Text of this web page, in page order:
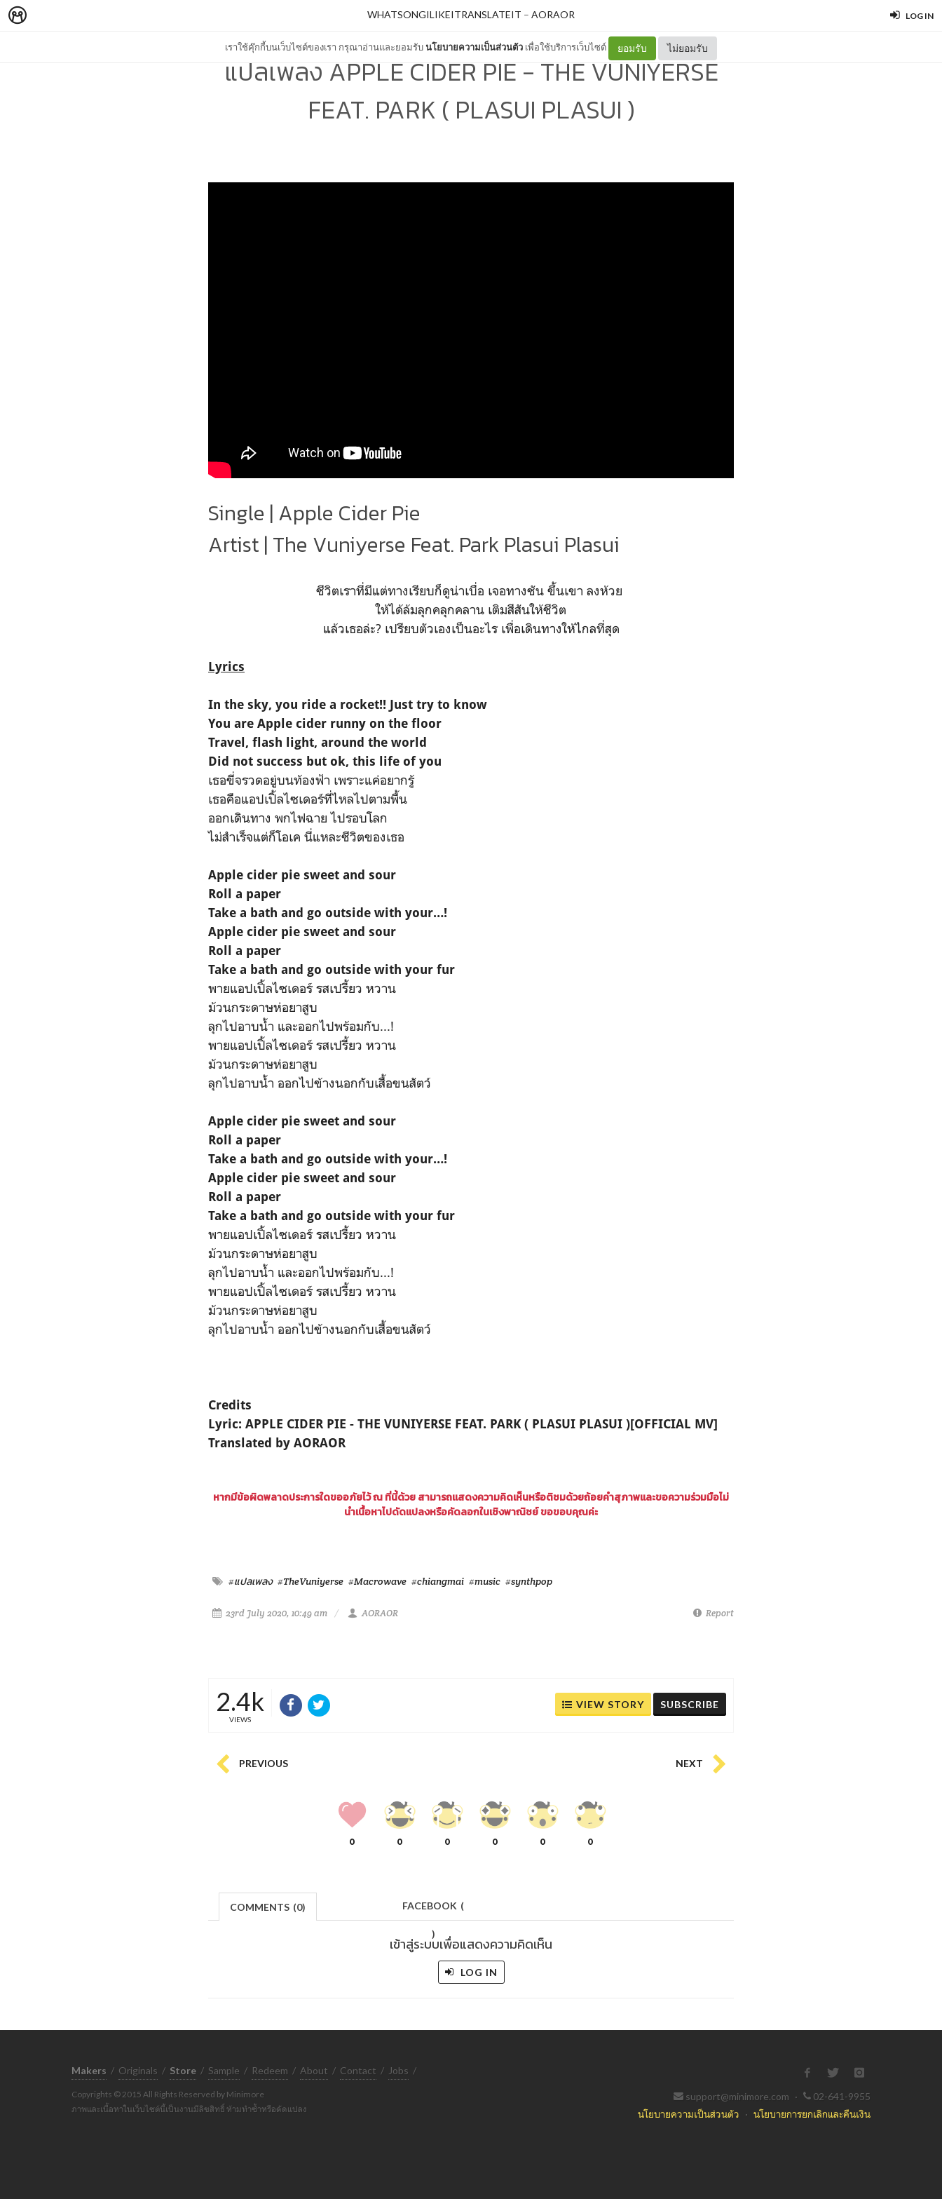
LOG IN
เราใช้คุ๊กกี้บนเว็บไซต์ของเรา กรุณาอ่านและยอมรับนโยบายความเป็นส่วนตัว เพื่อใช้บริการเว็บไซต์ ยอมรับ ไม่ยอมรับ
WHATSONGILIKEITRANSLATEIT – AORAOR
แปลเพลง APPLE CIDER PIE - THE VUNIYERSE
FEAT. PARK ( PLASUI PLASUI )
Single | Apple Cider Pie
Artist | The Vuniyerse Feat. Park Plasui Plasui
ชีวิตเราที่มีแต่ทางเรียบก็ดูน่าเบื่อ เจอทางชัน ขึ้นเขา ลงห้วย
ให้ได้ล้มลุกคลุกคลาน เติมสีสันให้ชีวิต
แล้วเธอล่ะ? เปรียบตัวเองเป็นอะไร เพื่อเดินทางให้ไกลที่สุด
Lyrics
In the sky, you ride a rocket!! Just try to know
You are Apple cider runny on the floor
Travel, flash light, around the world
Did not success but ok, this life of you
เธอขี่จรวดอยู่บนท้องฟ้า เพราะแค่อยากรู้
เธอคือแอปเปิ้ลไซเดอร์ที่ไหลไปตามพื้น
ออกเดินทาง พกไฟฉาย ไปรอบโลก
ไม่สำเร็จแต่ก็โอเค นี่แหละชีวิตของเธอ
Apple cider pie sweet and sour
Roll a paper
Take a bath and go outside with your…!
Apple cider pie sweet and sour
Roll a paper
Take a bath and go outside with your fur
พายแอปเปิ้ลไซเดอร์ รสเปรี้ยว หวาน
ม้วนกระดาษห่อยาสูบ
ลุกไปอาบน้ำ และออกไปพร้อมกับ...!
พายแอปเปิ้ลไซเดอร์ รสเปรี้ยว หวาน
ม้วนกระดาษห่อยาสูบ
ลุกไปอาบน้ำ ออกไปข้างนอกกับเสื้อขนสัตว์
Apple cider pie sweet and sour
Roll a paper
Take a bath and go outside with your…!
Apple cider pie sweet and sour
Roll a paper
Take a bath and go outside with your fur
พายแอปเปิ้ลไซเดอร์ รสเปรี้ยว หวาน
ม้วนกระดาษห่อยาสูบ
ลุกไปอาบน้ำ และออกไปพร้อมกับ...!
พายแอปเปิ้ลไซเดอร์ รสเปรี้ยว หวาน
ม้วนกระดาษห่อยาสูบ
ลุกไปอาบน้ำ ออกไปข้างนอกกับเสื้อขนสัตว์
Credits
Lyric: APPLE CIDER PIE - THE VUNIYERSE FEAT. PARK ( PLASUI PLASUI )[OFFICIAL MV]
Translated by AORAOR
หากมีข้อผิดพลาดประการใดขออภัยไว้ ณ ที่นี้ด้วย สามารถแสดงความคิดเห็นหรือติชมด้วยถ้อยคำสุภาพและขอความร่วมมือไม่
นำเนื้อหาไปดัดแปลงหรือคัดลอกในเชิงพาณิชย์ ขอขอบคุณค่ะ
#แปลเพลง #TheVuniyerse #Macrowave #chiangmai #music #synthpop
23rd July 2020, 10:49 am AORAOR Report
2.4k
VIEWS
VIEW STORY SUBSCRIBE
PREVIOUS NEXT
0 0 0 0 0 0
COMMENTS (0) FACEBOOK (
)
เข้าสู่ระบบเพื่อแสดงความคิดเห็น
LOG IN
Makers / Originals / Store / Sample / Redeem / About / Contact / Jobs /
Copyrights © 2015 All Rights Reserved by Minimore
ภาพและเนื้อหาในเว็บไซต์นี้เป็นงานมีลิขสิทธิ์ ห้ามทำซ้ำหรือดัดแปลง
support@minimore.com ·
02-641-9955
นโยบายความเป็นส่วนตัว · นโยบายการยกเลิกและคืนเงิน